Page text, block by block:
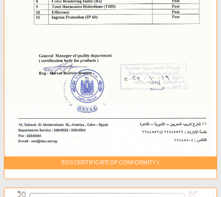
EOS CERTIFICATE OF CONFORMITY 4